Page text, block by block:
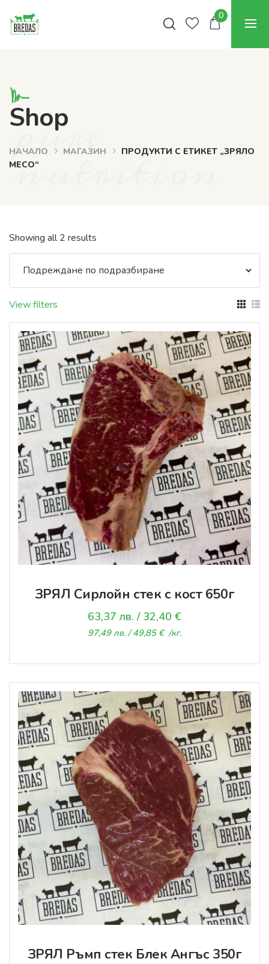
0
Shop
НАЧАЛО МАГАЗИН
ПРОДУКТИ С ЕТИКЕТ „ЗРЯЛО
МЕСО“
pure
nutrition
Showing all 2 results
View filters
ЗРЯЛ Сирлойн стек с кост 650г
63,37 лв. / 32,40 €
97,49лв./ 49,85 € /кг.
ЗРЯЛ Ръмп стек Блек Ангъс 350г